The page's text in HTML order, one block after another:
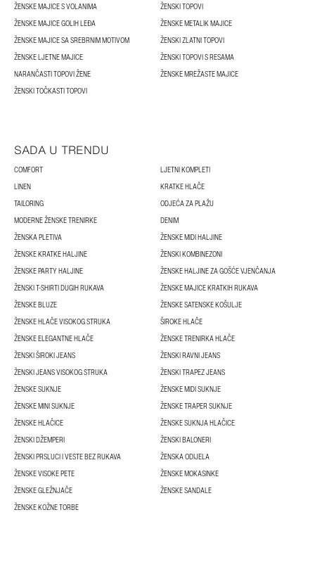
ŽENSKE MAJICE S VOLANIMA
ŽENSKI TOPOVI
ŽENSKE MAJICE GOLIH LEĐA
ŽENSKE METALIK MAJICE
ŽENSKE MAJICE SA SREBRNIM MOTIVOM
ŽENSKI ZLATNI TOPOVI
ŽENSKE LJETNE MAJICE
ŽENSKI TOPOVI S RESAMA
NARANČASTI TOPOVI ŽENE
ŽENSKE MREŽASTE MAJICE
ŽENSKI TOČKASTI TOPOVI
SADA U TRENDU
COMFORT
LJETNI KOMPLETI
LINEN
KRATKE HLAČE
TAILORING
ODJEĆA ZA PLAŽU
MODERNE ŽENSKE TRENIRKE
DENIM
ŽENSKA PLETIVA
ŽENSKE MIDI HALJINE
ŽENSKE KRATKE HALJINE
ŽENSKI KOMBINEZONI
ŽENSKE PARTY HALJINE
ŽENSKE HALJINE ZA GOŠĆE VJENČANJA
ŽENSKI T-SHIRTI DUGIH RUKAVA
ŽENSKE MAJICE KRATKIH RUKAVA
ŽENSKE BLUZE
ŽENSKE SATENSKE KOŠULJE
ŽENSKE HLAČE VISOKOG STRUKA
ŠIROKE HLAČE
ŽENSKE ELEGANTNE HLAČE
ŽENSKE TRENIRKA HLAČE
ŽENSKI ŠIROKI JEANS
ŽENSKI RAVNI JEANS
ŽENSKI JEANS VISOKOG STRUKA
ŽENSKI TRAPEZ JEANS
ŽENSKE SUKNJE
ŽENSKE MIDI SUKNJE
ŽENSKE MINI SUKNJE
ŽENSKE TRAPER SUKNJE
ŽENSKE HLAČICE
ŽENSKE SUKNJA HLAČICE
ŽENSKI DŽEMPERI
ŽENSKI BALONERI
ŽENSKI PRSLUCI I VESTE BEZ RUKAVA
ŽENSKA ODIJELA
ŽENSKE VISOKE PETE
ŽENSKE MOKASINKE
ŽENSKE GLEŽNJAČE
ŽENSKE SANDALE
ŽENSKE KOŽNE TORBE